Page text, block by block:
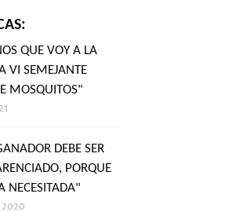
QUE VOY A LA
VI SEMEJANTE
MOSQUITOS"
DEBE SER
PORQUE
NECESITADA"
2020